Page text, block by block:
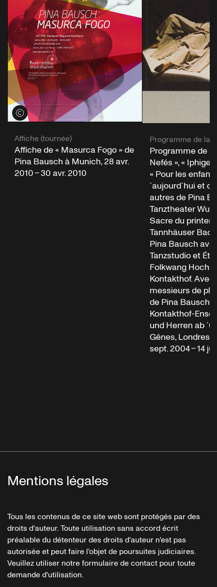
Voir les crédits
Affiche (tournée)
Affiche de « Masurca Fogo » de
Pina Bausch à Munich, 28 avr.
2010 – 30 avr. 2010
Programme de la
Programme de
Nefés », «
« Pour les
´aujourd´hui et
autres de Pina
Tanztheater
Sacre du
Tannhäuser
Pina Bausch
Tanzstudio et
Folkwang
Kontakthof.
messieurs de
de Pina Bausch
Kontakthof-
und Herren ab
Gênes, Londres
sept. 2004 – 14
Mentions légales
Tous les contenus de ce site web sont protégés par des
droits d'auteur. Toute utilisation sans accord écrit
préalable du détenteur des droits d'auteur n'est pas
autorisée et peut faire l'objet de poursuites judiciaires.
Veuillez utiliser notre formulaire de contact pour toute
demande d'utilisation.